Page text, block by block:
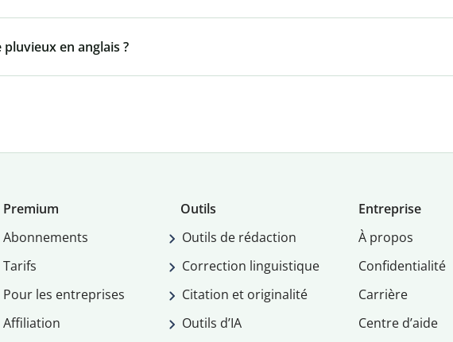
en anglais ?
Premium
Abonnements
Tarifs
Pour les entreprises
Affiliation
Outils
Outils de rédaction
Correction linguistique
Citation et originalité
Outils d’IA
Entreprise
À propos
Confidentialité
Carrière
Centre d’aide